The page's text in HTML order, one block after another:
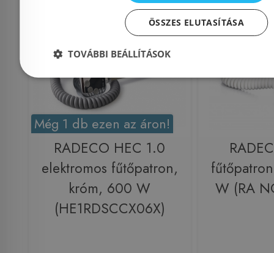
-21%
Még 1 db ezen az áron!
RADECO HEC 1.0
elektromos fűtőpatron,
króm, 600 W
(HE1RDSCCX06X)
Raktáron
W (RA
ÖSSZES ELUTASÍTÁSA
TOVÁBBI BEÁLLÍTÁSOK